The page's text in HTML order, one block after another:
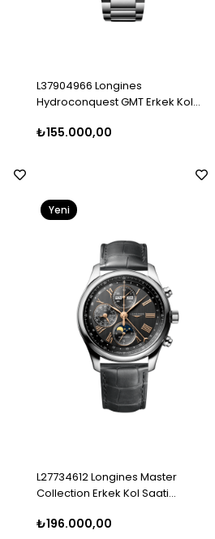
L37904966 Longines
Hydroconquest GMT Erkek Kol
₺155.000,00
L27734612 Longines Master
Collection Erkek Kol Saati
₺196.000,00
Yeni